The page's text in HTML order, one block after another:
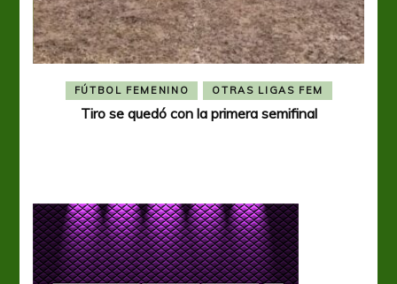
FÚTBOL FEMENINO OTRAS LIGAS FEM
Tiro se quedó con la primera semifinal